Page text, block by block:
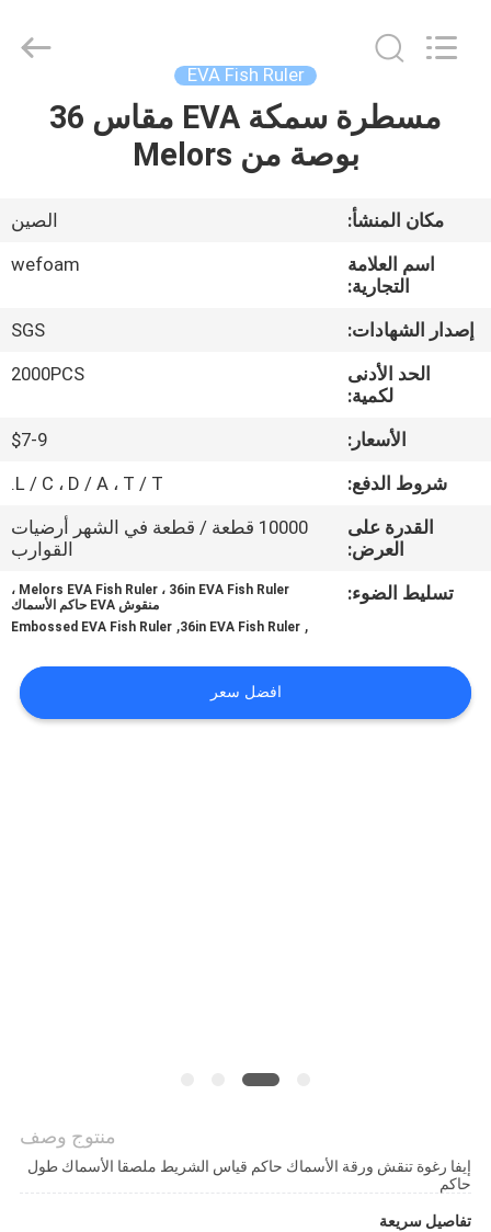
أشرطة
معلومات
جولة
المعمل
اتصل
POLICY
Quanzhou
EVA Fish Ruler
مسطرة سمكة EVA مقاس 36
بوصة من Melors
مكان المنشأ:
الصين
اسم العلامة
التجارية:
wefoam
إصدار الشهادات:
SGS
الحد الأدنى
لكمية:
2000PCS
الأسعار:
$7-9
شروط الدفع:
L / C ، D / A ، T / T.
القدرة على
العرض:
10000 قطعة / قطعة في الشهر أرضيات
القوارب
تسليط الضوء:
Melors EVA Fish Ruler ، 36in EVA Fish Ruler ،
منقوش EVA حاكم الأسماك
,
36in EVA Fish Ruler
,
Embossed EVA Fish Ruler
افضل سعر
منتوج وصف
إيفا رغوة تنقش ورقة الأسماك حاكم قياس الشريط ملصقا الأسماك طول
حاكم
تفاصيل سريعة